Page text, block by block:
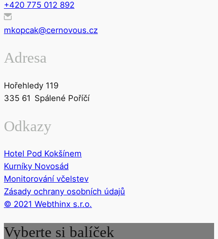
+420 775 012 892
mkopcak@cernovous.cz
Adresa
Hořehledy 119
335 61 Spálené Poříčí
Odkazy
Hotel Pod Kokšínem
Kurníky Novosád
Monitorování včelstev
Zásady ochrany osobních údajů
© 2021 Webthinx s.r.o.
Vyberte si balíček